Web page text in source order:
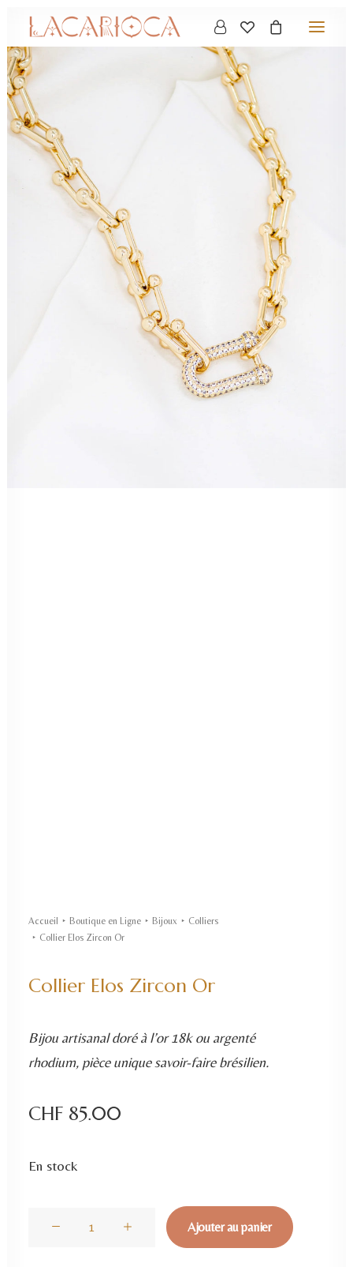
Accueil Boutique en Ligne Bijoux
Colliers
Collier Elos Zircon Or
Collier Elos Zircon Or
Bijou artisanal doré à l’or 18k ou argenté
rhodium, pièce unique savoir-faire brésilien.
CHF 85.00
En stock
Ajouter au panier